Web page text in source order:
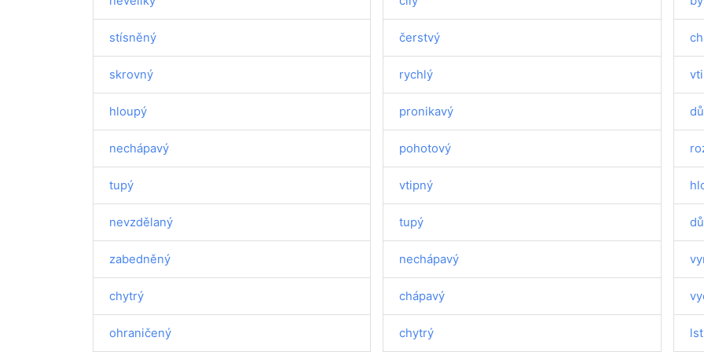
stísněný
skrovný
hloupý
nechápavý
tupý
nevzdělaný
zabedněný
chytrý
ohraničený
čerstvý
rychlý
pronikavý
pohotový
vtipný
tupý
nechápavý
chápavý
chytrý